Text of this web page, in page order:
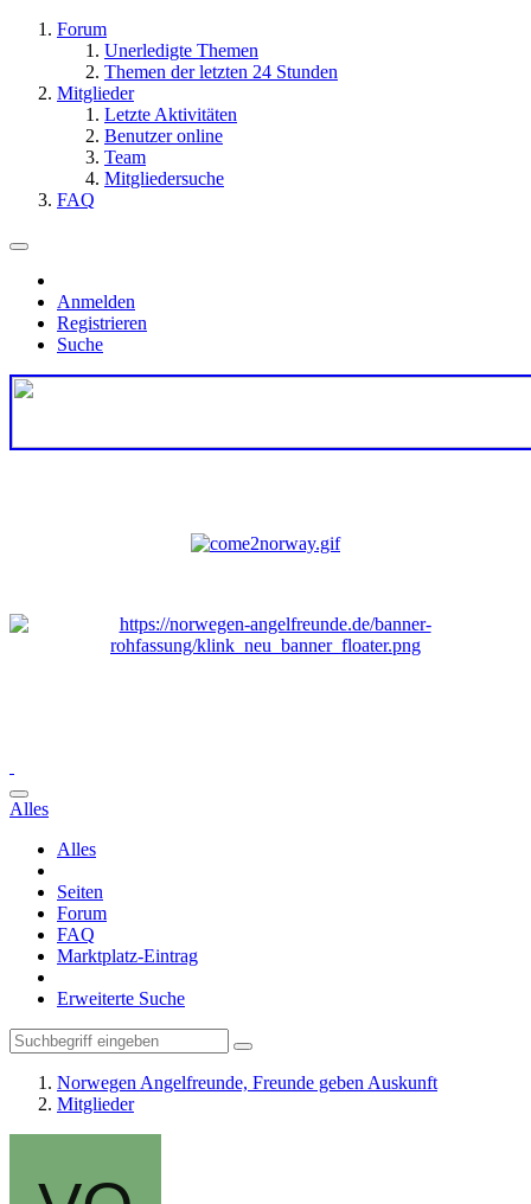
Forum
Unerledigte Themen
Themen der letzten 24 Stunden
Mitglieder
Letzte Aktivitäten
Benutzer online
Team
Mitgliedersuche
FAQ
Anmelden
Registrieren
Suche
Alles
Alles
Seiten
Forum
FAQ
Marktplatz-Eintrag
Erweiterte Suche
Norwegen Angelfreunde, Freunde geben Auskunft
Mitglieder